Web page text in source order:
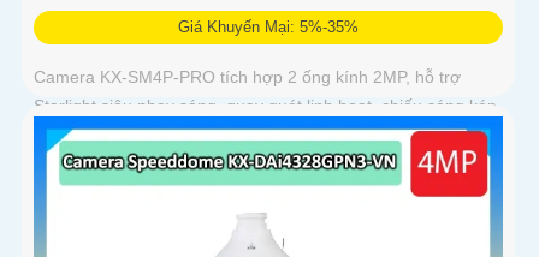
Giá Khuyến Mại: 5%-35%
Camera KX-SM4P-PRO tích hợp 2 ống kính 2MP, hỗ trợ
Starlight siêu nhạy sáng, quay quét linh hoạt, chiếu sáng kép
thông minh và LED ánh sáng ấm 30m. Công nghệ AI-ISP kết
hợp cảm biến lớn tối ưu hình ảnh ban đêm